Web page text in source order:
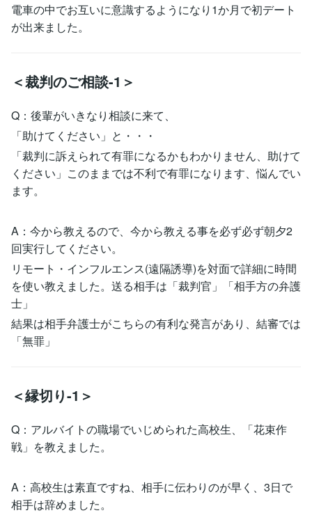
電車の中でお互いに意識するようになり1か月で初デート
が出来ました。
＜裁判のご相談-1＞
Q：後輩がいきなり相談に来て、
「助けてください」と・・・
「裁判に訴えられて有罪になるかもわかりません、助けて
ください」このままでは不利で有罪になります、悩んでい
ます。
A：今から教えるので、今から教える事を必ず必ず朝夕2
回実行してください。
リモート・インフルエンス(遠隔誘導)を対面で詳細に時間
を使い教えました。送る相手は「裁判官」「相手方の弁護
士」
結果は相手弁護士がこちらの有利な発言があり、結審では
「無罪」
＜縁切り-1＞
Q：アルバイトの職場でいじめられた高校生、「花束作
戦」を教えました。
A：高校生は素直ですね、相手に伝わりのが早く、3日で
相手は辞めました。